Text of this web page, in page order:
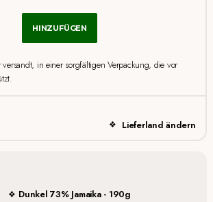
HINZUFÜGEN
versandt, in einer sorgfältigen Verpackung, die vor
Lieferland ändern
Dunkel 73% Jamaika - 190g